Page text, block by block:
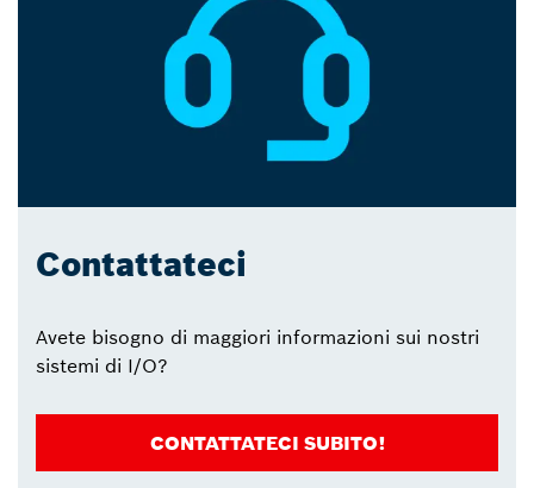
Contattateci
Avete bisogno di maggiori informazioni sui nostri
sistemi di I/O?
CONTATTATECI SUBITO!